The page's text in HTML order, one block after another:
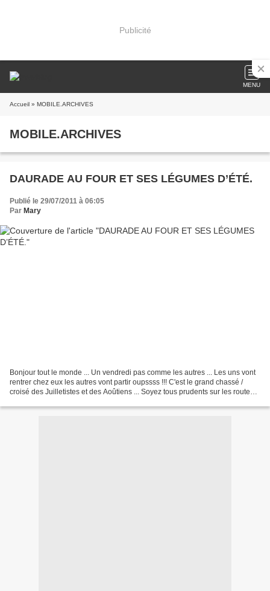
Publicité
MENU
Accueil » MOBILE.ARCHIVES
MOBILE.ARCHIVES
DAURADE AU FOUR ET SES LÉGUMES D’ÉTÉ.
Publié le 29/07/2011 à 06:05
Par Mary
Bonjour tout le monde ... Un vendredi pas comme les autres ... Les uns vont
rentrer chez eux les autres vont partir oupssss !!! C'est le grand chassé /
croisé des Juilletistes et des Aoûtiens ... Soyez tous prudents sur les routes,